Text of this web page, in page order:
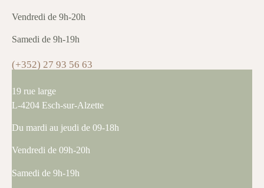
Vendredi de 9h-20h
Samedi de 9h-19h
(+352) 27 93 56 63
19 rue large
L-4204 Esch-sur-Alzette
Du mardi au jeudi de 09-18h
Vendredi de 09h-20h
Samedi de 9h-19h